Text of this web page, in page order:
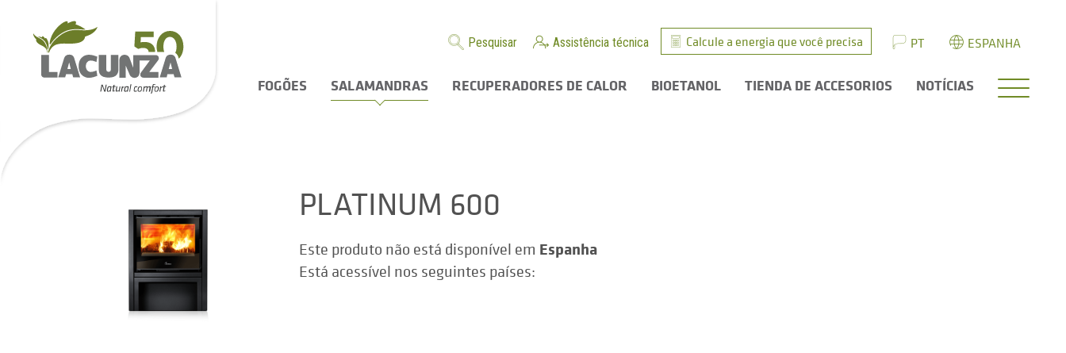
Pesquisar Assistência técnica Calcule a energia que você precisa PT ESPANHA
FOGÕES SALAMANDRAS RECUPERADORES DE CALOR BIOETANOL TIENDA DE ACCESORIOS NOTÍCIAS
PLATINUM 600
Este produto não está disponível em Espanha
Está acessível nos seguintes países: